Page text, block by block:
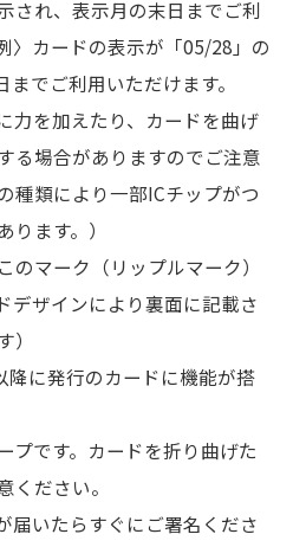
され、表示月の末日までご利
〉カードの表示が「05/28」の
でご利用いただけます。
力を加えたり、カードを曲げ
る場合がありますのでご注意
種類により一部ICチップがつ
ます。）
のマーク（リップルマーク）
デザインにより裏面に記載さ
に発行のカードに機能が搭
プです。カードを折り曲げた
ください。
届いたらすぐにご署名くださ